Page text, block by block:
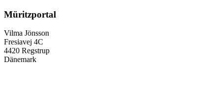
Müritzportal
Vilma Jönsson
Fresiavej 4C
4420 Regstrup
Dänemark